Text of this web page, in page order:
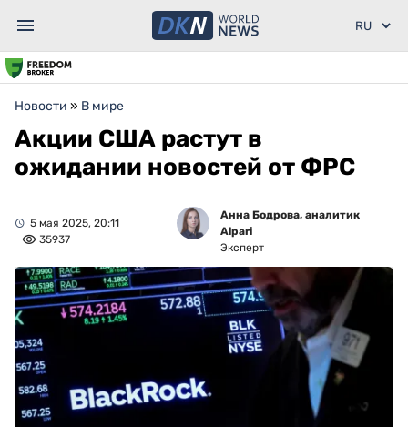
Новости » В мире
Акции США растут в
ожидании новостей от ФРС
5 мая 2025, 20:11
35937
Анна Бодрова, аналитик
Alpari
Эксперт